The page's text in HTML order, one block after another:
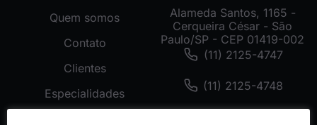
Quem somos
Contato
Clientes
Especialidades
Alameda Santos, 1165 -
Cerqueira César - São
Paulo/SP - CEP 01419-002
(11) 2125-4747
(11) 2125-4748